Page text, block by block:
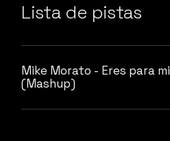
Lista de pistas
Mike Morato - Eres para mi
(Mashup)